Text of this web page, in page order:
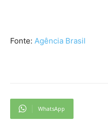
Fonte: Agência Brasil
WhatsApp